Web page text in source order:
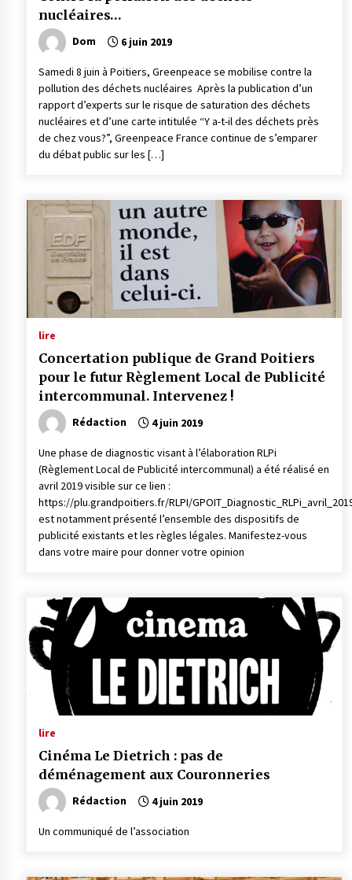
nucléaires…
Dom 6 juin 2019
Samedi 8 juin à Poitiers, Greenpeace se mobilise contre la
pollution des déchets nucléaires Après la publication d’un
rapport d’experts sur le risque de saturation des déchets
nucléaires et d’une carte intitulée “Y a-t-il des déchets près
de chez vous?”, Greenpeace France continue de s’emparer
du débat public sur les […]
lire
Concertation publique de Grand Poitiers
pour le futur Règlement Local de Publicité
intercommunal. Intervenez !
Rédaction 4 juin 2019
Une phase de diagnostic visant à l’élaboration RLPi
(Règlement Local de Publicité intercommunal) a été réalisé en
avril 2019 visible sur ce lien :
https://plu.grandpoitiers.fr/RLPI/
est notamment présenté l’ensemble des dispositifs de
publicité existants et les règles légales. Manifestez-vous
dans votre maire pour donner votre opinion
lire
Cinéma Le Dietrich : pas de
déménagement aux Couronneries
Rédaction 4 juin 2019
Un communiqué de l’association